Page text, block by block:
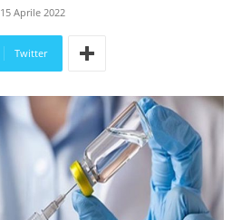
15 Aprile 2022
Twitter